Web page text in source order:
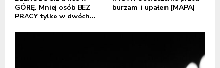
GÓRĘ. Mniej osób BEZ
PRACY tylko w dwóch...
burzami i upałem [MAPA]